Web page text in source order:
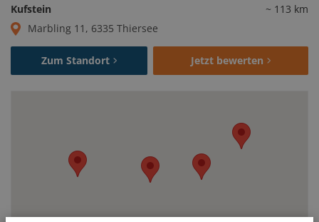
Kufstein ~ 113 km
Marbling 11, 6335 Thiersee
Zum Standort Jetzt bewerten